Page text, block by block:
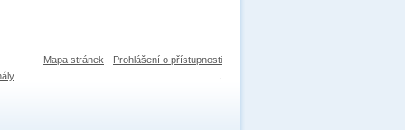
Mapa stránek Prohlášení o přístupnosti